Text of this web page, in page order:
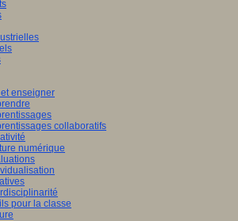
enseigner
collaboratifs
numérique
pour la classe